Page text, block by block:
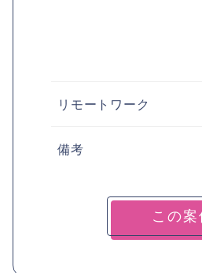
リモートワーク
備考